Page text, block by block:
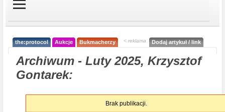
the:protocol Aukcje Bukmacherzy < reklama Dodaj artykuł / link
Archiwum - Luty 2025, Krzysztof
Gontarek:
Brak publikacji.